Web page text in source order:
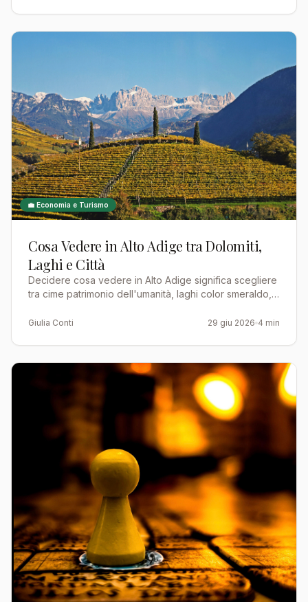
💼 Economia e Turismo
Cosa Vedere in Alto Adige tra Dolomiti,
Laghi e Città
Decidere cosa vedere in Alto Adige significa scegliere
tra cime patrimonio dell'umanità, laghi color smeraldo,
Giulia Conti 29 giu 2026 4 min